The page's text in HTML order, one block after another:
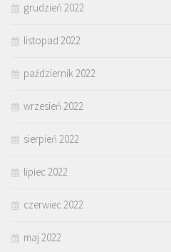
grudzień 2022
listopad 2022
październik 2022
wrzesień 2022
sierpień 2022
lipiec 2022
czerwiec 2022
maj 2022